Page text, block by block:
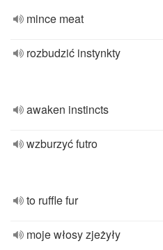
mince meat
rozbudzić instynkty
awaken instincts
wzburzyć futro
to ruffle fur
moje włosy zjeżyły